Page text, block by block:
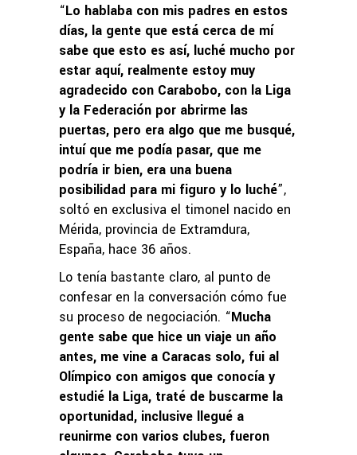
“Lo hablaba con mis padres en estos
días, la gente que está cerca de mí
sabe que esto es así, luché mucho por
estar aquí, realmente estoy muy
agradecido con Carabobo, con la Liga
y la Federación por abrirme las
puertas, pero era algo que me busqué,
intuí que me podía pasar, que me
podría ir bien, era una buena
posibilidad para mi figuro y lo luché”,
soltó en exclusiva el timonel nacido en
Mérida, provincia de Extramdura,
España, hace 36 años.
Lo tenía bastante claro, al punto de
confesar en la conversación cómo fue
su proceso de negociación. “Mucha
gente sabe que hice un viaje un año
antes, me vine a Caracas solo, fui al
Olímpico con amigos que conocía y
estudié la Liga, traté de buscarme la
oportunidad, inclusive llegué a
reunirme con varios clubes, fueron